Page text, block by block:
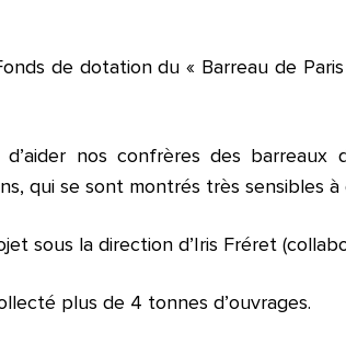
de dotation du « Barreau de
nos confrères des barreaux
qui se sont montrés très sensibles
sous la direction d’Iris Fréret
plus de 4 tonnes d’ouvrages.